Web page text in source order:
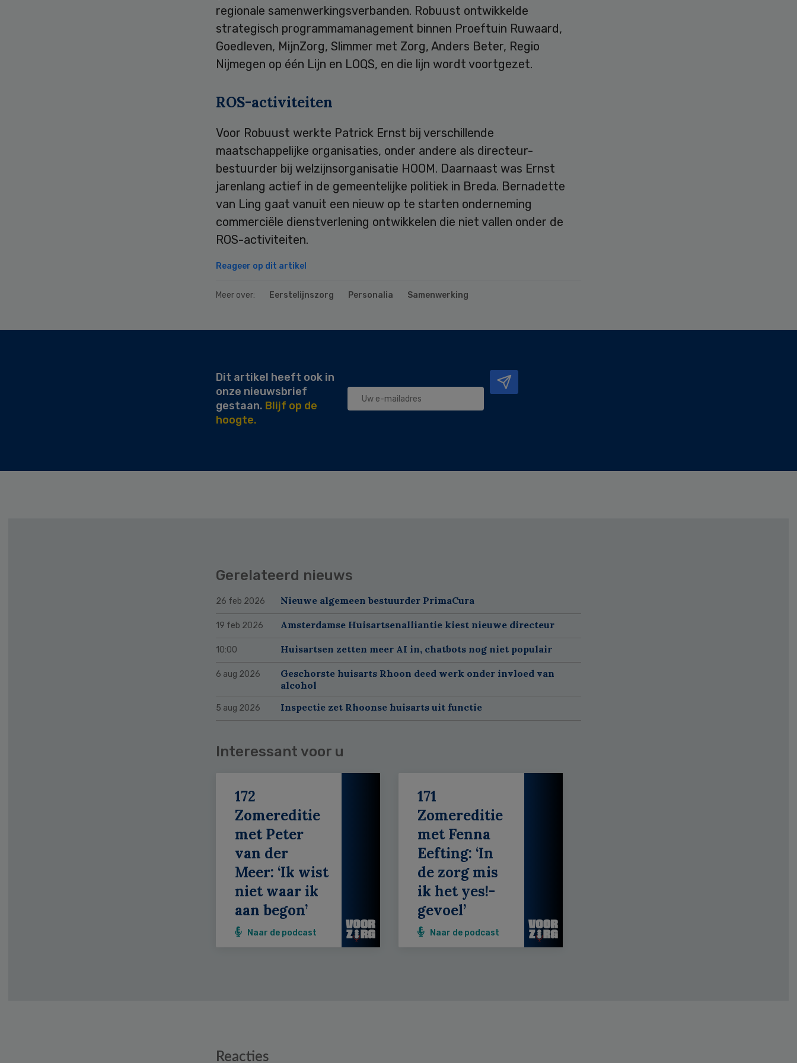
regionale samenwerkingsverbanden. Robuust ontwikkelde
strategisch programmamanagement binnen Proeftuin Ruwaard,
Goedleven, MijnZorg, Slimmer met Zorg, Anders Beter, Regio
Nijmegen op één Lijn en LOQS, en die lijn wordt voortgezet.
ROS-activiteiten
Voor Robuust werkte Patrick Ernst bij verschillende
maatschappelijke organisaties, onder andere als directeur-
bestuurder bij welzijnsorganisatie HOOM. Daarnaast was Ernst
jarenlang actief in de gemeentelijke politiek in Breda. Bernadette
van Ling gaat vanuit een nieuw op te starten onderneming
commerciële dienstverlening ontwikkelen die niet vallen onder de
ROS-activiteiten.
Reageer op dit artikel
Meer over: Eerstelijnszorg Personalia Samenwerking
Dit artikel heeft ook in
onze nieuwsbrief
gestaan. Blijf op de
hoogte.
Gerelateerd nieuws
26 feb 2026 Nieuwe algemeen bestuurder PrimaCura
19 feb 2026 Amsterdamse Huisartsenalliantie kiest nieuwe directeur
10:00 Huisartsen zetten meer AI in, chatbots nog niet populair
6 aug 2026
Geschorste huisarts Rhoon deed werk onder invloed van
alcohol
5 aug 2026 Inspectie zet Rhoonse huisarts uit functie
Interessant voor u
172
Zomereditie
met Peter
van der
Meer: ‘Ik wist
niet waar ik
aan begon’
Naar de podcast
171
Zomereditie
met Fenna
Eefting: ‘In
de zorg mis
ik het yes!-
gevoel’
Naar de podcast
Reacties